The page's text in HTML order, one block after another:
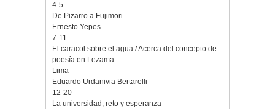
4-5
De Pizarro a Fujimori
Ernesto Yepes
7-11
El caracol sobre el agua / Acerca del concepto de
poesía en Lezama
Lima
Eduardo Urdanivia Bertarelli
12-20
La universidad, reto y esperanza